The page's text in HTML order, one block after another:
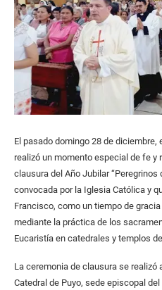
El pasado domingo 28 de diciembre,
realizó un momento especial de fe y
clausura del Año Jubilar “Peregrinos
convocada por la Iglesia Católica y
Francisco, como un tiempo de
mediante la práctica de los
Eucaristía en catedrales y templos
La ceremonia de clausura se realizó
Catedral de Puyo, sede episcopal